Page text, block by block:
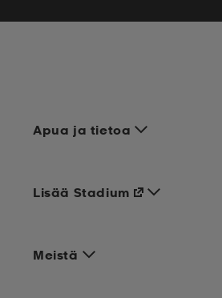
Apua ja tietoa
Meistä
Lisää Stadium